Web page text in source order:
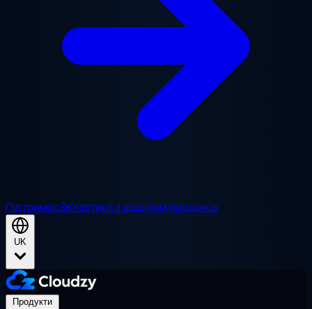
ПідтримкаЗв'язатися з відділом продажів
UK